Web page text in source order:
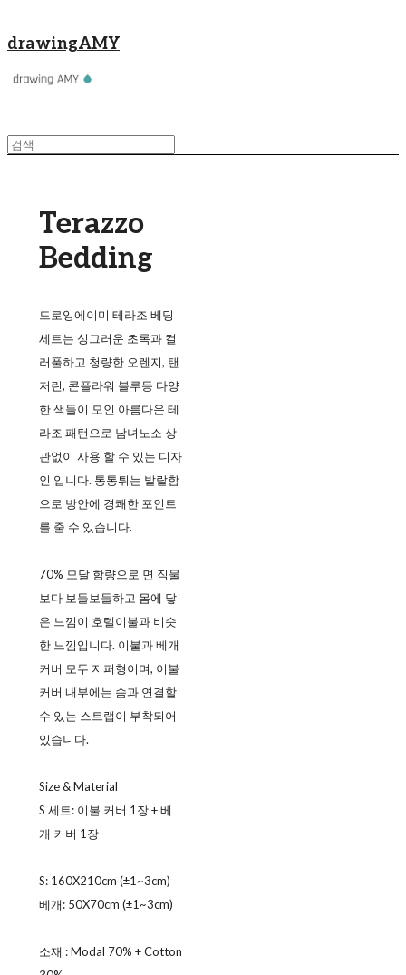
drawingAMY
Terazzo
Bedding
드로잉에이미 테라조 베딩
세트는 싱그러운 초록과 컬
러풀하고 청량한 오렌지, 탠
저린, 콘플라워 블루등 다양
한 색들이 모인 아름다운 테
라조 패턴으로 남녀노소 상
관없이 사용 할 수 있는 디자
인 입니다. 통통튀는 발랄함
으로 방안에 경쾌한 포인트
를 줄 수 있습니다.
70% 모달 함량으로 면 직물
보다 보들보들하고 몸에 닿
은 느낌이 호텔이불과 비슷
한 느낌입니다. 이불과 베개
커버 모두 지퍼형이며, 이불
커버 내부에는 솜과 연결할
수 있는 스트랩이 부착되어
있습니다.
Size & Material
S 세트: 이불 커버 1장 + 베
개 커버 1장
S: 160X210cm (±1~3cm)
베개: 50X70cm (±1~3cm)
소재 : Modal 70% + Cotton